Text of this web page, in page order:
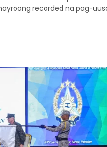
recorded na pag-